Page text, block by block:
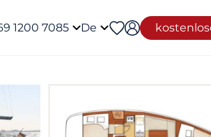
1200 7085 De